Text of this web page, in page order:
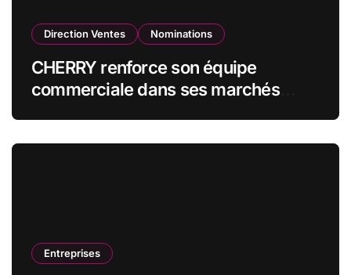
Direction Ventes Nominations
CHERRY renforce son équipe
commerciale dans ses marchés
Entreprises